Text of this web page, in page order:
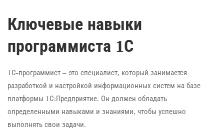
Ключевые навыки
программиста 1С
1С-программист – это специалист, который занимается
разработкой и настройкой информационных систем на базе
платформы 1С:Предприятие. Он должен обладать
определенными навыками и знаниями, чтобы успешно
выполнять свои задачи.